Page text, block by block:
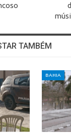
TAMBÉM
BAHIA